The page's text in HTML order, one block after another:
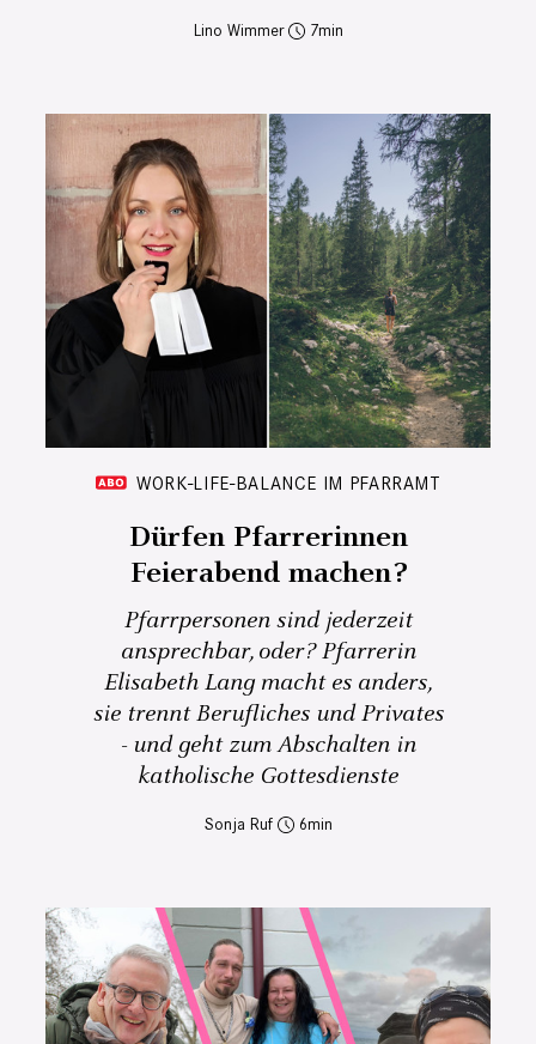
Lino Wimmer 7
WORK-LIFE-BALANCE IM PFARRAMT
Dürfen Pfarrerinnen
Feierabend machen?
Pfarrpersonen sind jederzeit
ansprechbar, oder? Pfarrerin
Elisabeth Lang macht es anders,
sie trennt Berufliches und Privates
- und geht zum Abschalten in
katholische Gottesdienste
Sonja Ruf 6